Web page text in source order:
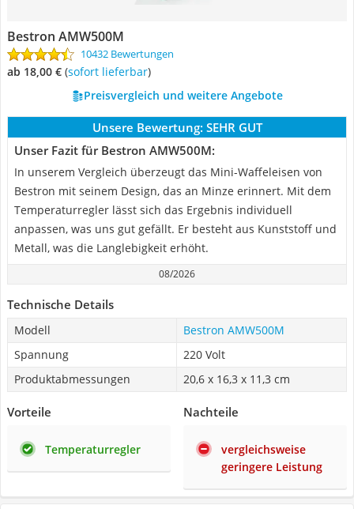
Bestron AMW500M
10432 Bewertungen
ab 18,00 € ( Sofort lieferbar)
Preisvergleich und weitere Angebote
Unsere Bewertung: SEHR GUT
Unser Fazit für Bestron AMW500M:
In unserem Vergleich überzeugt das Mini-Waffeleisen von
Bestron mit seinem Design, das an Minze erinnert. Mit dem
Temperaturregler lässt sich das Ergebnis individuell
anpassen, was uns gut gefällt. Er besteht aus Kunststoff und
Metall, was die Langlebigkeit erhöht.
08/2026
Technische Details
Modell
Bestron AMW500M
Spannung
‎220 Volt
Produktabmessungen
20,6 x 16,3 x 11,3 cm
Vorteile
Temperaturregler
Nachteile
vergleichsweise
geringere Leistung